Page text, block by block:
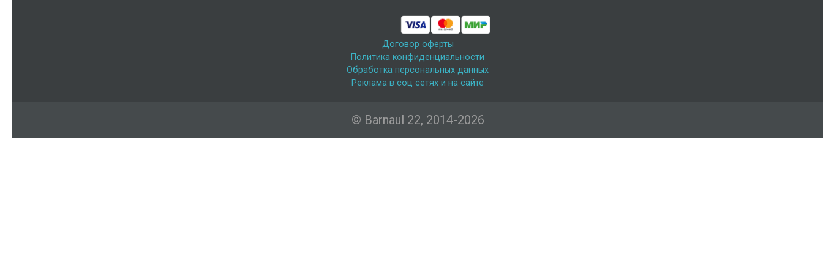
Договор оферты
Политика конфиденциальности
Обработка персональных данных
Реклама в соц сетях и на сайте
© Barnaul 22, 2014-2026